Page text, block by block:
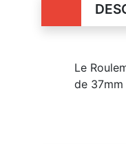
Le
de 37mm